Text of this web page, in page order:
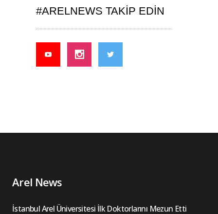
#ARELNEWS TAKIP EDIN
Arel News
İstanbul Arel Üniversitesi İlk Doktorlarını Mezun Etti